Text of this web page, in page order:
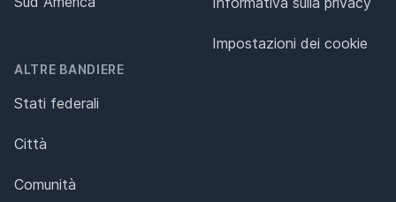
ALTRE BANDIERE
Stati federali
Città
Comunità
Impostazioni dei cookie